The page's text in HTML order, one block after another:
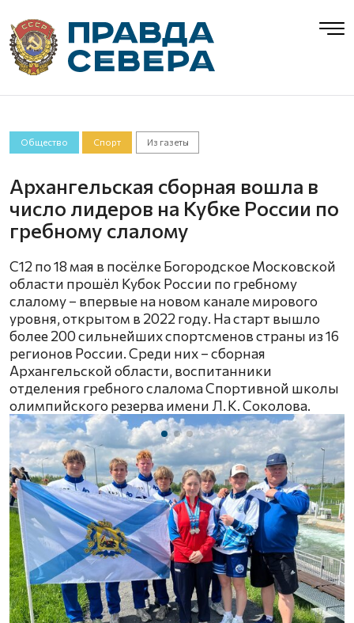
Общество Спорт Из газеты
Архангельская сборная вошла в
число лидеров на Кубке России по
гребному слалому
С12 по 18 мая в посёлке Богородское Московской
области прошёл Кубок России по гребному
слалому – впервые на новом канале мирового
уровня, открытом в 2022 году. На старт вышло
более 200 сильнейших спортсменов страны из 16
регионов России. Среди них – сборная
Архангельской области, воспитанники
отделения гребного слалома Спортивной школы
олимпийского резерва имени Л. К. Соколова.